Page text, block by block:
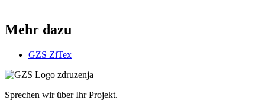
Mehr dazu
GZS ZiTex
Sprechen wir über Ihr Projekt.